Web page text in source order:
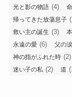
光と影の物語 (4)
帰ってきた放蕩息子
救い主の誕生 (3)
永遠の愛 (6) 父の涙
神の指がふれた時 (2)
迷い子の私 (2) 道